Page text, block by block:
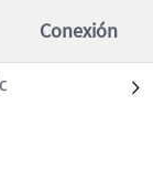
Conexión